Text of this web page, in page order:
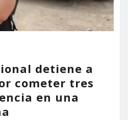
detiene a
cometer tres
en una